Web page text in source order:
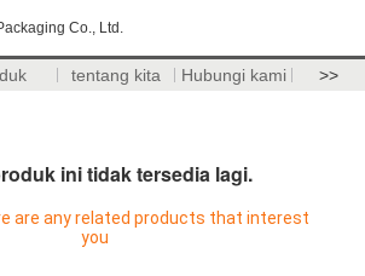
Co., Ltd.
tentang kita Hubungi kami >>
ini tidak tersedia lagi.
are any related products that interest
you